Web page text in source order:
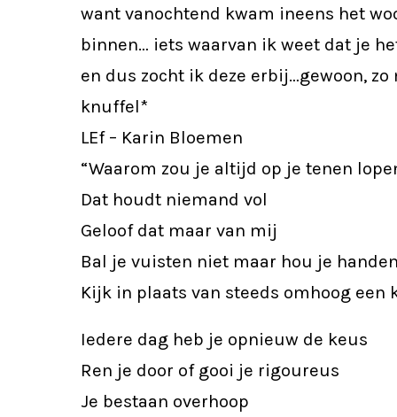
want vanochtend kwam ineens het
binnen… iets waarvan ik weet dat je
en dus zocht ik deze erbij…gewoon,
knuffel*
LEf – Karin Bloemen
“Waarom zou je altijd op je tenen
Dat houdt niemand vol
Geloof dat maar van mij
Bal je vuisten niet maar hou je
Kijk in plaats van steeds omhoog een
Iedere dag heb je opnieuw de keus
Ren je door of gooi je rigoureus
Je bestaan overhoop